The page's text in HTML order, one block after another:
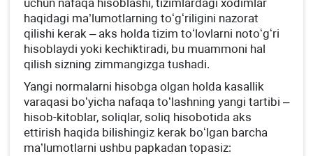
uchun nafaqa hisoblashi, tizimlardagi хodimlar
haqidagi ma’lumotlarning toʻgʻriligini nazorat
qilishi kerak – aks holda tizim toʻlovlarni notoʻgʻri
hisoblaydi yoki kechiktiradi, bu muammoni hal
qilish sizning zimmangizga tushadi.
Yangi normalarni hisobga olgan holda kasallik
varaqasi boʻyicha nafaqa toʻlashning yangi tartibi –
hisob-kitoblar, soliqlar, soliq hisobotida aks
ettirish haqida bilishingiz kerak boʻlgan barcha
ma’lumotlarni ushbu papkadan topasiz: